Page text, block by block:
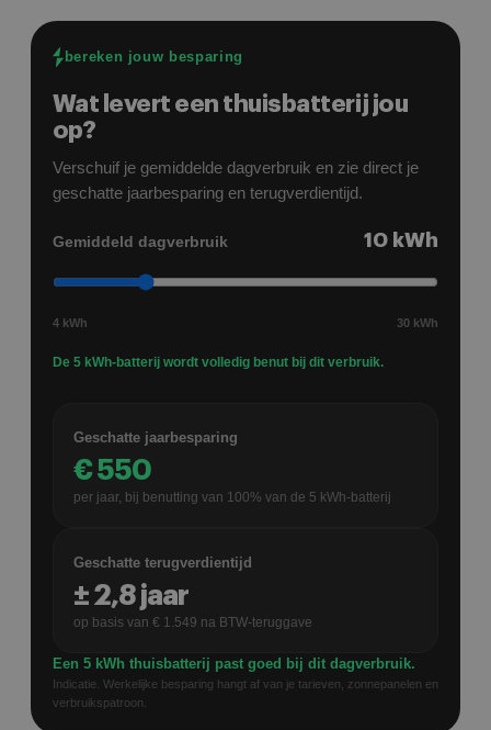
opgelost/aangepast.
bereken jouw besparing
Wat levert een thuisbatterij jou
op?
Verschuif je gemiddelde dagverbruik en zie direct je
geschatte jaarbesparing en terugverdientijd.
Gemiddeld dagverbruik 10 kWh
4 kWh 30 kWh
De 5 kWh-batterij wordt volledig benut bij dit verbruik.
Geschatte jaarbesparing
€550
per jaar, bij benutting van 100% van de 5 kWh-batterij
Geschatte terugverdientijd
±2,8jaar
op basis van € 1.549 na BTW-teruggave
Een 5 kWh thuisbatterij past goed bij dit dagverbruik.
Indicatie. Werkelijke besparing hangt af van je tarieven, zonnepanelen en
verbruikspatroon.